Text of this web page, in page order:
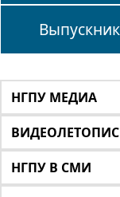
НГПУ МЕДИА
НГПУ В СМИ